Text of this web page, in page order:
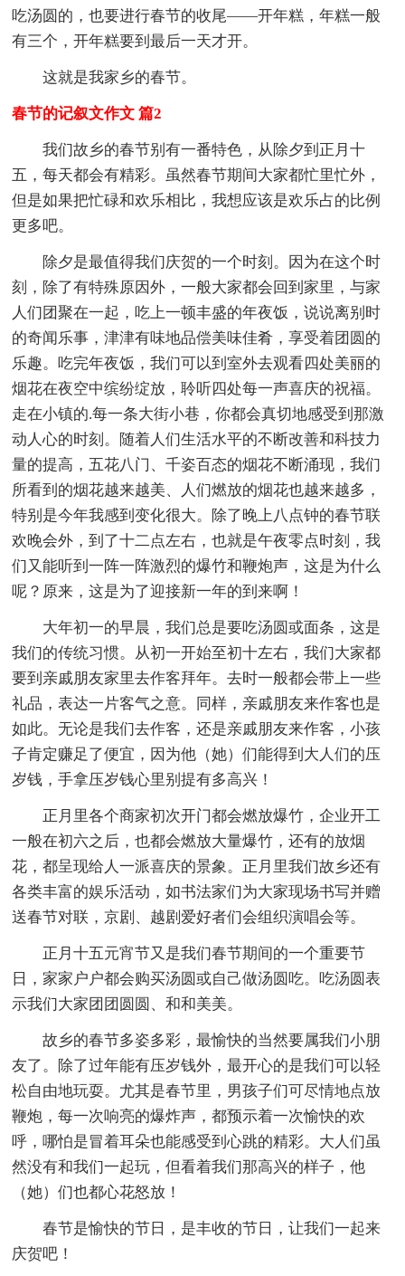
吃汤圆的，也要进行春节的收尾——开年糕，年糕一般
有三个，开年糕要到最后一天才开。
这就是我家乡的春节。
春节的记叙文作文 篇2
我们故乡的春节别有一番特色，从除夕到正月十
五，每天都会有精彩。虽然春节期间大家都忙里忙外，
但是如果把忙碌和欢乐相比，我想应该是欢乐占的比例
更多吧。
除夕是最值得我们庆贺的一个时刻。因为在这个时
刻，除了有特殊原因外，一般大家都会回到家里，与家
人们团聚在一起，吃上一顿丰盛的年夜饭，说说离别时
的奇闻乐事，津津有味地品偿美味佳肴，享受着团圆的
乐趣。吃完年夜饭，我们可以到室外去观看四处美丽的
烟花在夜空中缤纷绽放，聆听四处每一声喜庆的祝福。
走在小镇的.每一条大街小巷，你都会真切地感受到那激
动人心的时刻。随着人们生活水平的不断改善和科技力
量的提高，五花八门、千姿百态的烟花不断涌现，我们
所看到的烟花越来越美、人们燃放的烟花也越来越多，
特别是今年我感到变化很大。除了晚上八点钟的春节联
欢晚会外，到了十二点左右，也就是午夜零点时刻，我
们又能听到一阵一阵激烈的爆竹和鞭炮声，这是为什么
呢？原来，这是为了迎接新一年的到来啊！
大年初一的早晨，我们总是要吃汤圆或面条，这是
我们的传统习惯。从初一开始至初十左右，我们大家都
要到亲戚朋友家里去作客拜年。去时一般都会带上一些
礼品，表达一片客气之意。同样，亲戚朋友来作客也是
如此。无论是我们去作客，还是亲戚朋友来作客，小孩
子肯定赚足了便宜，因为他（她）们能得到大人们的压
岁钱，手拿压岁钱心里别提有多高兴！
正月里各个商家初次开门都会燃放爆竹，企业开工
一般在初六之后，也都会燃放大量爆竹，还有的放烟
花，都呈现给人一派喜庆的景象。正月里我们故乡还有
各类丰富的娱乐活动，如书法家们为大家现场书写并赠
送春节对联，京剧、越剧爱好者们会组织演唱会等。
正月十五元宵节又是我们春节期间的一个重要节
日，家家户户都会购买汤圆或自己做汤圆吃。吃汤圆表
示我们大家团团圆圆、和和美美。
故乡的春节多姿多彩，最愉快的当然要属我们小朋
友了。除了过年能有压岁钱外，最开心的是我们可以轻
松自由地玩耍。尤其是春节里，男孩子们可尽情地点放
鞭炮，每一次响亮的爆炸声，都预示着一次愉快的欢
呼，哪怕是冒着耳朵也能感受到心跳的精彩。大人们虽
然没有和我们一起玩，但看着我们那高兴的样子，他
（她）们也都心花怒放！
春节是愉快的节日，是丰收的节日，让我们一起来
庆贺吧！